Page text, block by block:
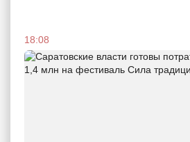
18:08